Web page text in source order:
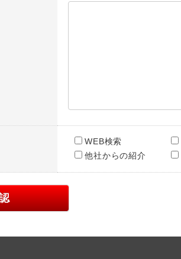
WEB検索
他社からの紹介